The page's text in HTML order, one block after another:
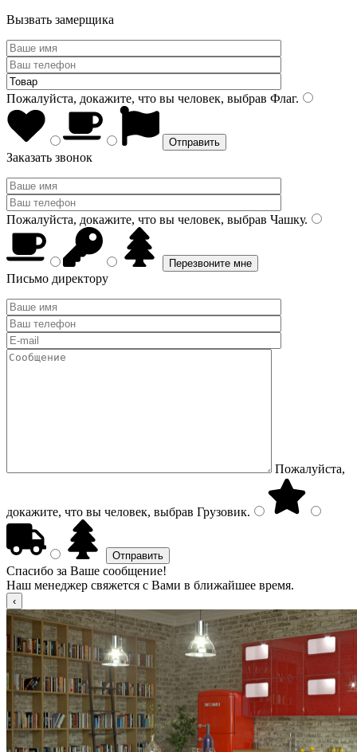
Вызвать замерщика
Пожалуйста, докажите, что вы человек, выбрав Флаг.
Заказать звонок
Пожалуйста, докажите, что вы человек, выбрав Чашку.
Письмо директору
Пожалуйста,
докажите, что вы человек, выбрав Грузовик.
Спасибо за Ваше сообщение!
Наш менеджер свяжется с Вами в ближайшее время.